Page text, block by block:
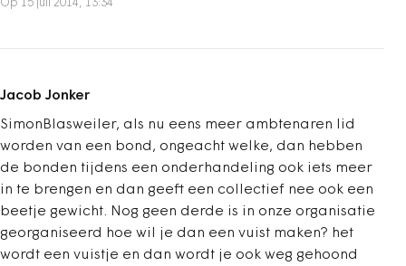
Op 15 juli 2014, 13:34
Jacob Jonker
SimonBlasweiler, als nu eens meer ambtenaren lid
worden van een bond, ongeacht welke, dan hebben
de bonden tijdens een onderhandeling ook iets meer
in te brengen en dan geeft een collectief nee ook een
beetje gewicht. Nog geen derde is in onze organisatie
georganiseerd hoe wil je dan een vuist maken? het
wordt een vuistje en dan wordt je ook weg gehoond